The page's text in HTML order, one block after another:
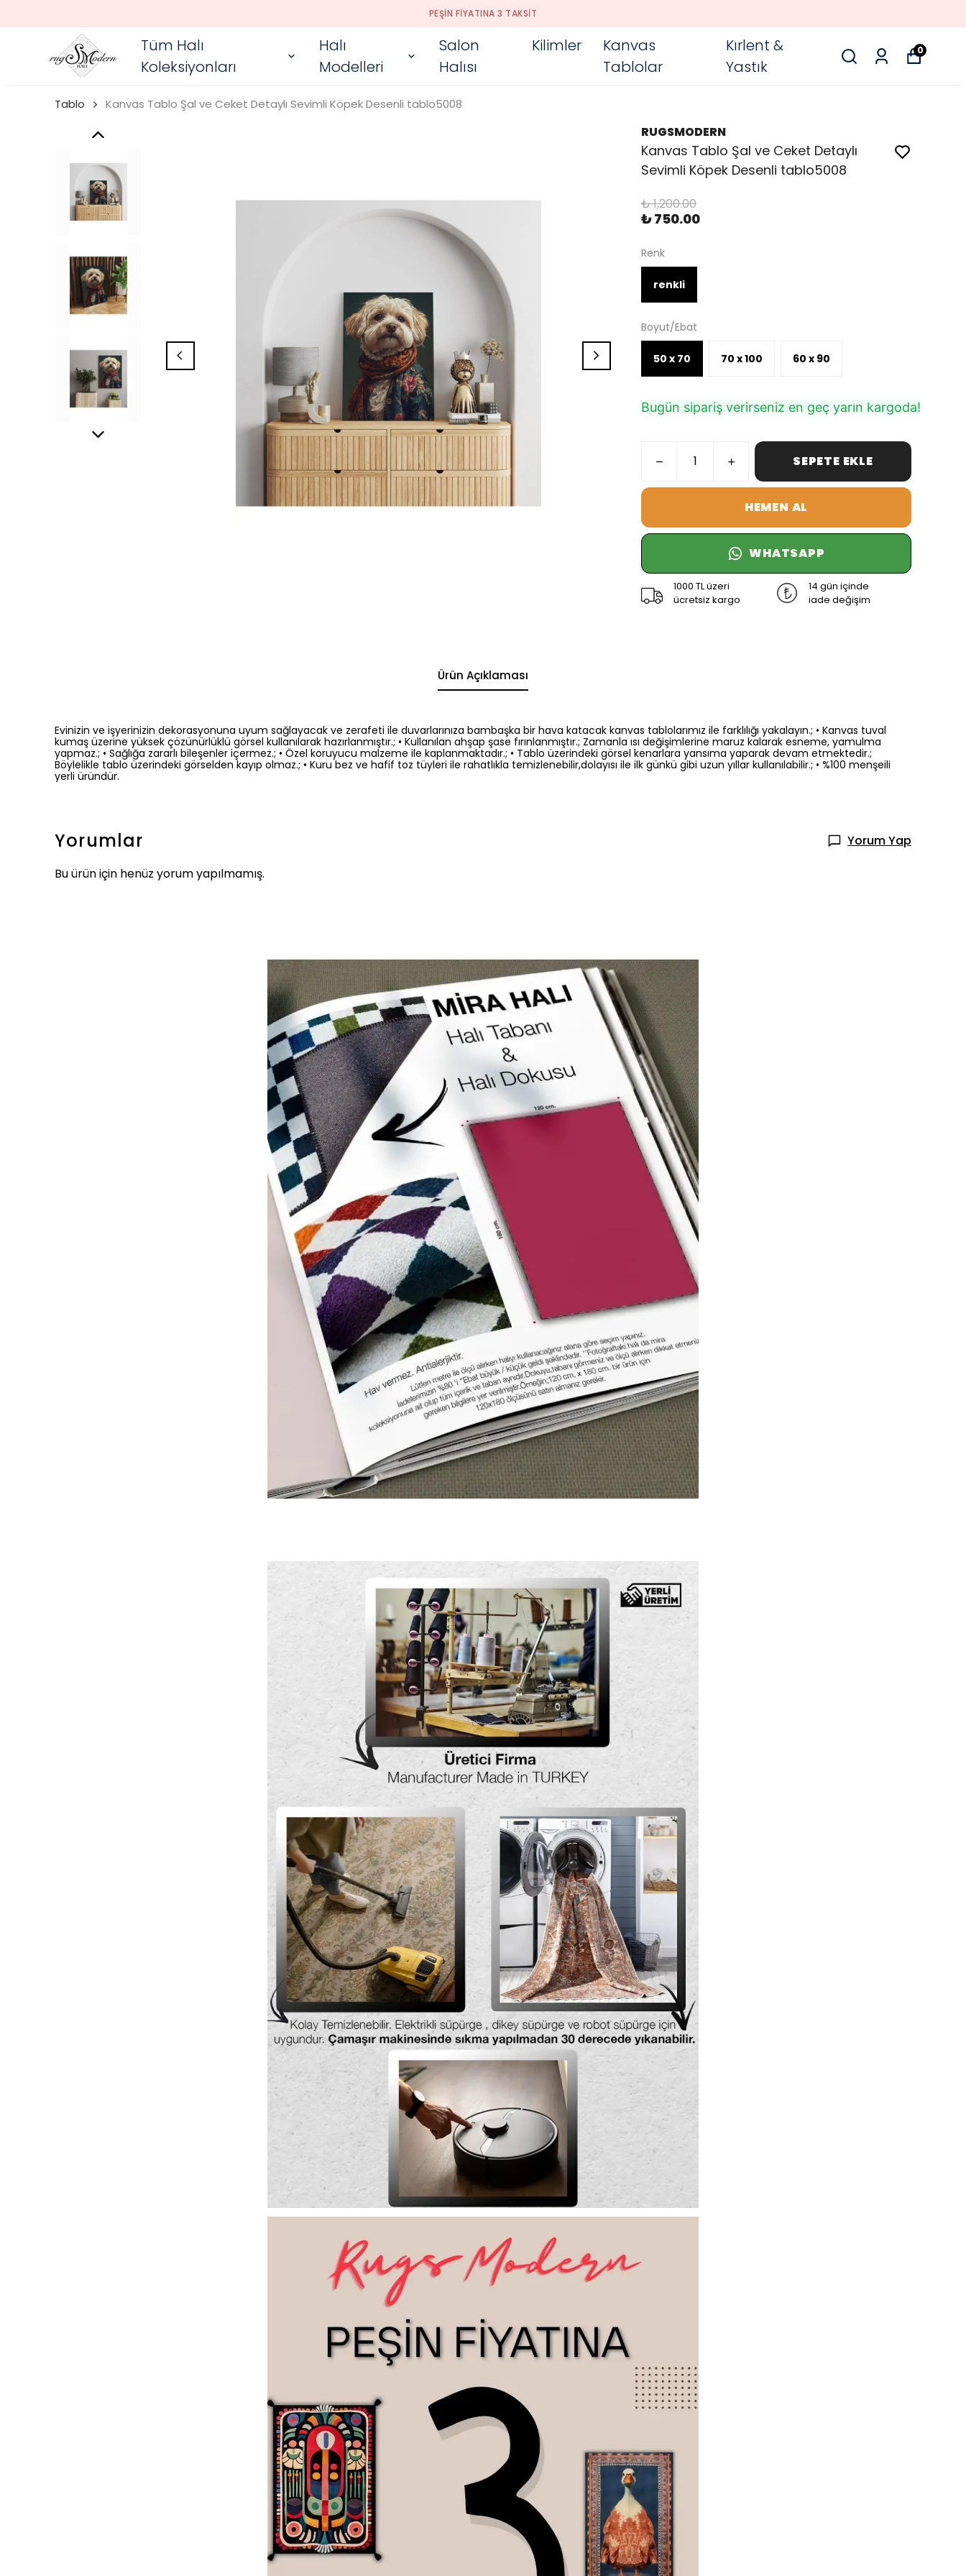
PEŞIN FIYATINA 3 TAKSIT
Tüm Halı
Koleksiyonları
Halı
Modelleri
Salon
Halısı
Kilimler
Kanvas
Tablolar
Kırlent &
Yastık
0
Tablo Kanvas Tablo Şal ve Ceket Detaylı Sevimli Köpek Desenli tablo5008
RUGSMODERN
Kanvas Tablo Şal ve Ceket Detaylı
Sevimli Köpek Desenli tablo5008
₺ 1,200.00
₺ 750.00
Renk
renkli
Boyut/Ebat
50 x 70 70 x 100 60 x 90
Bugün sipariş verirseniz en geç yarın kargoda!
SEPETE EKLE
HEMEN AL
WHATSAPP
1000 TL üzeri
ücretsiz kargo
14 gün içinde
iade değişim
Ürün Açıklaması
Evinizin ve işyerinizin dekorasyonuna uyum sağlayacak ve zerafeti ile duvarlarınıza bambaşka bir hava katacak kanvas tablolarımız ile farklılığı yakalayın.; • Kanvas tuval
kumaş üzerine yüksek çözünürlüklü görsel kullanılarak hazırlanmıştır.; • Kullanılan ahşap şase fırınlanmıştır.; Zamanla ısı değişimlerine maruz kalarak esneme, yamulma
yapmaz.; • Sağlığa zararlı bileşenler içermez.; • Özel koruyucu malzeme ile kaplanmaktadır.; • Tablo üzerindeki görsel kenarlara yansıma yaparak devam etmektedir.;
Böylelikle tablo üzerindeki görselden kayıp olmaz.; • Kuru bez ve hafif toz tüyleri ile rahatlıkla temizlenebilir,dolayısı ile ilk günkü gibi uzun yıllar kullanılabilir.; • %100 menşeili
yerli üründür.
Yorumlar
Yorum Yap
Bu ürün için henüz yorum yapılmamış.